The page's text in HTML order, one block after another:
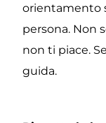
orientamento
persona. Non
non ti piace.
guida.